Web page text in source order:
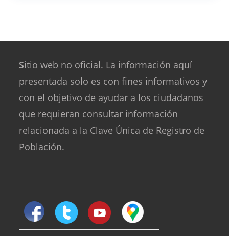
Sitio web no oficial. La información aquí
presentada solo es con fines informativos y
con el objetivo de ayudar a los ciudadanos
que requieran consultar información
relacionada a la Clave Única de Registro de
Población.